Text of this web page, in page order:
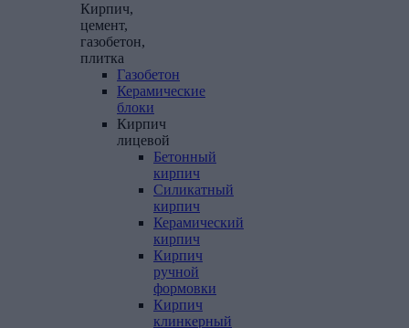
Кирпич,
цемент,
газобетон,
плитка
Газобетон
Керамические
блоки
Кирпич
лицевой
Бетонный
кирпич
Силикатный
кирпич
Керамический
кирпич
Кирпич
ручной
формовки
Кирпич
клинкерный